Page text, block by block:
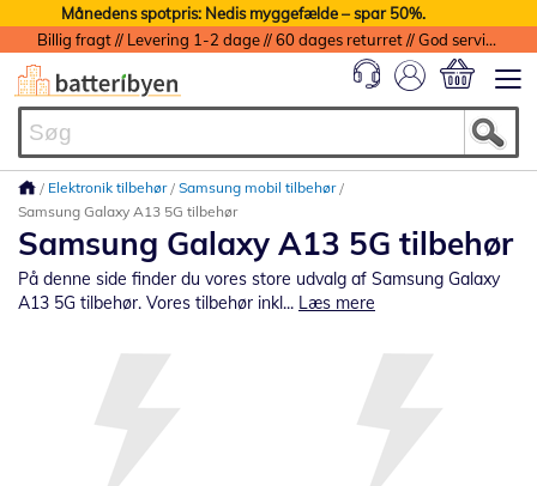
Månedens spotpris: Nedis myggefælde – spar 50%.
Billig fragt // Levering 1-2 dage // 60 dages returret // God service med garanti
Elektronik tilbehør Samsung mobil tilbehør
Samsung Galaxy A13 5G tilbehør
Samsung Galaxy A13 5G tilbehør
På denne side finder du vores store udvalg af Samsung Galaxy
A13 5G tilbehør. Vores tilbehør inkl... Læs mere